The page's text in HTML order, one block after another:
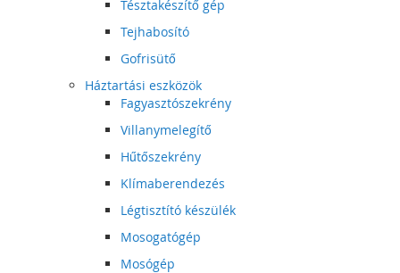
Tésztakészítő gép
Tejhabosító
Gofrisütő
Háztartási eszközök
Fagyasztószekrény
Villanymelegítő
Hűtőszekrény
Klímaberendezés
Légtisztító készülék
Mosogatógép
Mosógép